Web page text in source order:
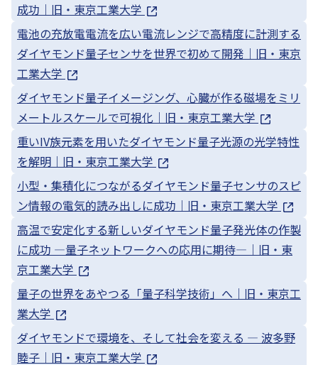
成功｜旧・東京工業大学
電池の充放電電流を広い電流レンジで高精度に計測する
ダイヤモンド量子センサを世界で初めて開発｜旧・東京
工業大学
ダイヤモンド量子イメージング、心臓が作る磁場をミリ
メートルスケールで可視化｜旧・東京工業大学
重いIV族元素を用いたダイヤモンド量子光源の光学特性
を解明｜旧・東京工業大学
小型・集積化につながるダイヤモンド量子センサのスピ
ン情報の電気的読み出しに成功｜旧・東京工業大学
高温で安定化する新しいダイヤモンド量子発光体の作製
に成功 ―量子ネットワークへの応用に期待―｜旧・東
京工業大学
量子の世界をあやつる「量子科学技術」へ｜旧・東京工
業大学
ダイヤモンドで環境を、そして社会を変える — 波多野
睦子｜旧・東京工業大学